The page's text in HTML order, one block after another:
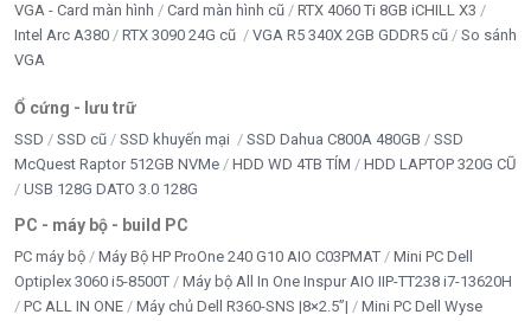
VGA - Card màn hình Card màn hình cũ
RTX 4060 Ti 8GB iCHILL X3
Intel Arc A380
RTX 3090 24G cũ VGA R5 340X 2GB GDDR5 cũ
So sánh
VGA
Ổ cứng - lưu trữ
SSD SSD cũ SSD khuyến mại SSD Dahua C800A 480GB
SSD
McQuest Raptor 512GB NVMe
HDD WD 4TB TÍM
HDD LAPTOP 320G CŨ
USB 128G DATO 3.0 128G
PC - máy bộ - build PC
PC máy bộ Máy Bộ HP ProOne 240 G10 AIO C03PMAT
Mini PC Dell
Optiplex 3060 i5-8500T
Máy bộ All In One Inspur AIO IIP-TT238 i7-13620H
PC ALL IN ONE
Máy chủ Dell R360-SNS |8×2.5”|
Mini PC Dell Wyse